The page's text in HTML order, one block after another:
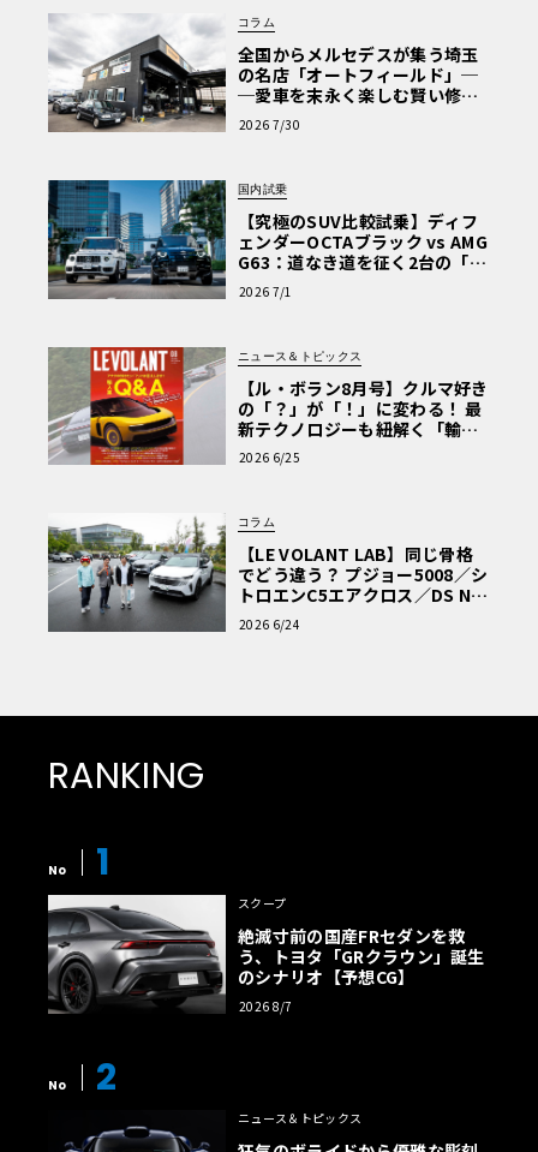
コラム
全国からメルセデスが集う埼玉
の名店「オートフィールド」─
─愛車を末永く楽しむ賢い修理
術と、プロがフックス製オイル
を選ぶ理由〈PR〉
2026 7/30
国内試乗
【究極のSUV比較試乗】ディフ
ェンダーOCTAブラック vs AMG
G63：道なき道を征く2台の「対
極的アプローチ」
2026 7/1
ニュース＆トピックス
【ル・ボラン8月号】クルマ好き
の「？」が「！」に変わる！ 最
新テクノロジーも紐解く「輸入
車Q&A」
2026 6/25
コラム
【LE VOLANT LAB】同じ骨格
でどう違う？ プジョー5008／シ
トロエンC5エアクロス／DS Nº4
読者一気乗りレポート
2026 6/24
RANKING
No 1
スクープ
絶滅寸前の国産FRセダンを救
う、トヨタ「GRクラウン」誕生
のシナリオ【予想CG】
2026 8/7
No 2
ニュース＆トピックス